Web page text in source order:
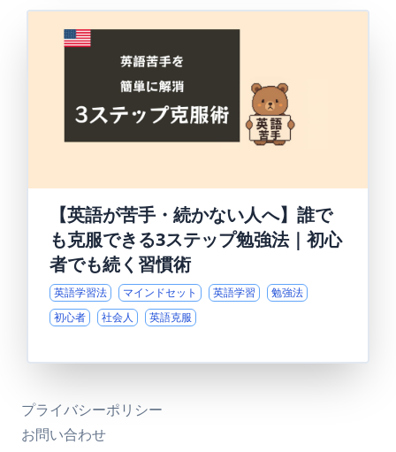
【英語が苦手・続かない人へ】誰で
も克服できる3ステップ勉強法｜初心
者でも続く習慣術
英語学習法 マインドセット 英語学習
勉強法
初心者
社会人 英語克服
プライバシーポリシー
お問い合わせ